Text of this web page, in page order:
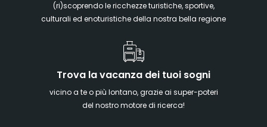
(ri)scoprendo le ricchezze turistiche, sportive,
culturali ed enoturistiche della nostra bella regione
Trova la vacanza dei tuoi sogni
vicino a te o più lontano, grazie ai super-poteri
del nostro motore di ricerca!